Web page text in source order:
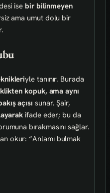
ise bir bilinmeyen
ama umut dolu bir
yle tanınır. Burada
kopuk, ama aynı
açısı sunar. Şair,
ifade eder; bu da
bırakmasını sağlar.
okur: “Anlamı bulmak